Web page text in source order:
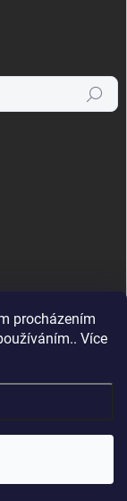
procházením
Více
Hledat
vyhrazena.